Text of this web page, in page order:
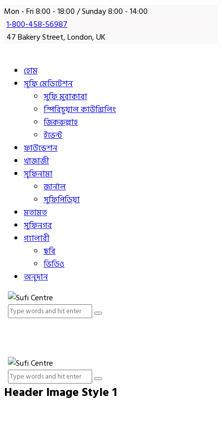
Mon - Fri 8:00 - 18:00 / Sunday 8:00 - 14:00
1-800-458-56987
47 Bakery Street, London, UK
হোম
সুফি মেডিটেশন
সুফি মুরাকাবা
স্পিরিচুয়াল কাউন্সিলিং
জিকরুল্লাহ
ইভেন্ট
ফাউন্ডেশন
খাজাজী
সুফিনামা
জার্নাল
সুফিপিডিয়া
মতামত
সুফিনগর
গ্যালারী
ছবি
ভিডিও
অনুদান
Header Image Style 1